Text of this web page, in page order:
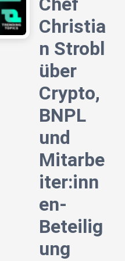
Christia
n Strobl
über
Crypto,
BNPL
und
Mitarbe
iter:inn
en-
Beteilig
ung